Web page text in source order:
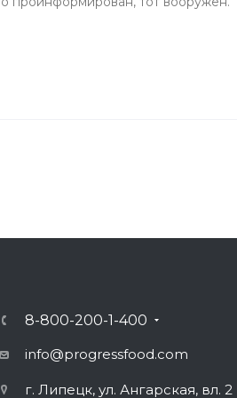
8-800-200-1-400
info@progressfood.com
г. Липецк, ул. Ангарская, вл. 2